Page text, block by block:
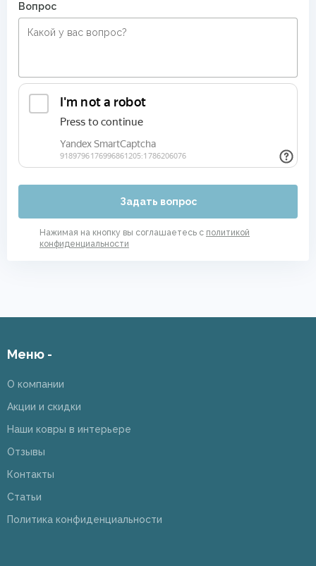
Вопрос
Задать вопрос
Нажимая на кнопку вы соглашаетесь с политикой
конфиденциальности
Меню -
О компании
Акции и скидки
Наши ковры в интерьере
Отзывы
Контакты
Статьи
Политика конфиденциальности